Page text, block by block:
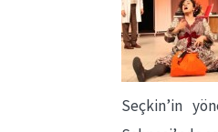
Seçkin’in